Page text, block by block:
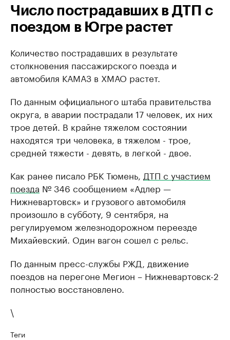
Число пострадавших в ДТП с
поездом в Югре растет
Количество пострадавших в результате
столкновения пассажирского поезда и
автомобиля КАМАЗ в ХМАО растет.
По данным официального штаба правительства
округа, в аварии пострадали 17 человек, их них
трое детей. В крайне тяжелом состоянии
находятся три человека, в тяжелом - трое,
средней тяжести - девять, в легкой - двое.
Как ранее писало РБК Тюмень, ДТП с участием
поезда № 346 сообщением «Адлер —
Нижневартовск» и грузового автомобиля
произошло в субботу, 9 сентября, на
регулируемом железнодорожном переезде
Михайевский. Один вагон сошел с рельс.
По данным пресс-службы РЖД, движение
поездов на перегоне Мегион – Нижневартовск-2
полностью восстановлено.
\
Теги